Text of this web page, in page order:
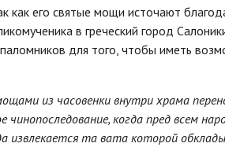
как его святые мощи источают
в греческий город
для того, чтобы иметь
из часовенки внутри храма
когда пред всем
та вата которой